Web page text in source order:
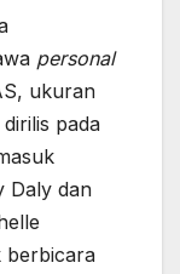
personal
ukuran
pada
Daly dan
berbicara